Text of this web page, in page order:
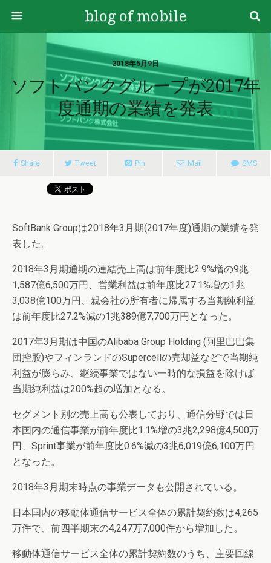
blog of mobile
2018年5月9日
ソフトバンクグループが2017年
度通期の業績を発表
Share Tweet Pin Mail SMS
SoftBank Groupは2018年3月期(2017年度)通期の業績を発
表した。
2018年3月期通期の連結売上高は前年度比2.9%増の9兆
1,587億6,500万円、営業利益は前年度比27.1%増の1兆
3,038億100万円、親会社の所有者に帰属する当期純利益
は前年度比27.2%減の1兆389億7,700万円となった。
2017年3月期は中国のAlibaba Group Holding (阿里巴巴集
団控股)やフィンランドのSupercellの売却益などで当期純
利益が膨らみ、継続事業ではない一時的な損益を除けば
当期純利益は200%超の増加となる。
セグメント別の売上高も公表しており、通信分野では日
本国内の通信事業が前年度比1.1%増の3兆2,298億4,500万
円、Sprint事業が前年度比0.6%減の3兆6,019億6,100万円
となった。
2018年3月期末時点の事業データも公開されている。
日本国内の移動体通信サービス全体の累計契約数は4,265
万件で、前四半期末の4,247万7,000件から増加した。
移動体通信サービス全体の累計契約数のうち、主要回線